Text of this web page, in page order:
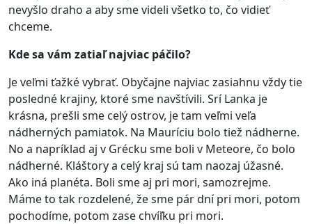
nevyšlo draho a aby sme videli všetko to, čo vidieť
chceme.
Kde sa vám zatiaľ najviac páčilo?
Je veľmi ťažké vybrať. Obyčajne najviac zasiahnu vždy tie
posledné krajiny, ktoré sme navštívili. Srí Lanka je
krásna, prešli sme celý ostrov, je tam veľmi veľa
nádherných pamiatok. Na Mauríciu bolo tiež nádherne.
No a napríklad aj v Grécku sme boli v Meteore, čo bolo
nádherné. Kláštory a celý kraj sú tam naozaj úžasné.
Ako iná planéta. Boli sme aj pri mori, samozrejme.
Máme to tak rozdelené, že sme pár dní pri mori, potom
pochodíme, potom zase chvíľku pri mori.